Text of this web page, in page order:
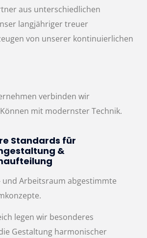
aus unterschiedlichen
langjähriger treuer
von unserer kontinuierlichen
verbinden wir
mit modernster Technik.
Standards für
&
und Arbeitsraum abgestimmte
legen wir besonderes
Gestaltung harmonischer